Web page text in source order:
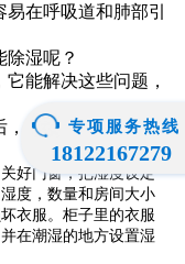
在呼吸道和肺部引
湿呢？
能解决这些问题，
，可迅速除湿，风干
好门窗，把湿度设定
度，数量和房间大小
衣服。柜子里的衣服
在潮湿的地方设置湿
专项服务热线
18122167279